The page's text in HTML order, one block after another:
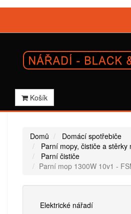
Košík
Domů
Domácí spotřebiče
Parní mopy, čističe a stěrky
Parní čističe
Parní mop 1300W 10v1 -
Elektrické nářadí